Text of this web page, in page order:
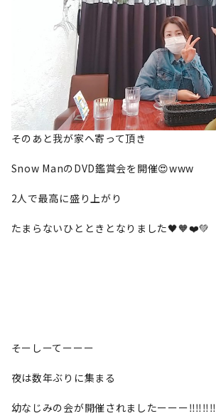
そのあと我が家へ寄って頂き
Snow ManのDVD鑑賞会を開催😍www
2人で最高に盛り上がり
たまらないひとときとなりました🖤🧡❤️💚
そーしーてーーー
夜は数年ぶりに集まる
幼なじみの会が開催されましたーーー‼‼‼‼